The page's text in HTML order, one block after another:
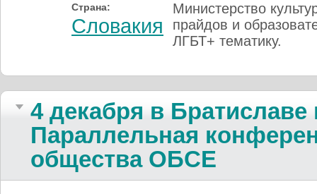
Министерство
прайдов и
ЛГБТ+ тематику.
Страна:
Словакия
4 декабря в
Параллельная
общества ОБСЕ